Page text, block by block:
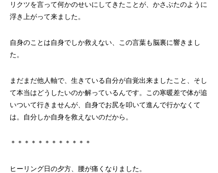
リクツを言って何かのせいにしてきたことが、かさぶたのように
浮き上がって来ました。
自身のことは自身でしか救えない、この言葉も脳裏に響きまし
た。
まだまだ他人軸で、生きている自分が自覚出来ましたこと、そし
て本当はどうしたいのか解っているんです。この寒暖差で体が追
いついて行きませんが、自身でお尻を叩いて進んで行かなくて
は。自分しか自身を救えないのだから。
＊＊＊＊＊＊＊＊＊＊＊＊
ヒーリング日の夕方、腰が痛くなりました。